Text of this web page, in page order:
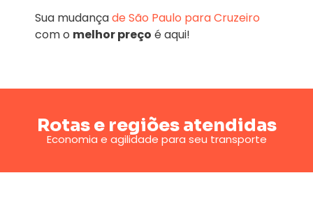
Sua mudançade São Paulo para Cruzeiro
com o melhor preço é aqui!
Rotas e regiões atendidas
Economia e agilidade para seu transporte